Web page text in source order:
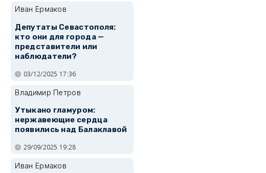
Иван Ермаков
Депутаты Севастополя:
кто они для города —
представители или
наблюдатели?
03/12/2025 17:36
Владимир Петров
Утыкано гламуром:
нержавеющие сердца
появились над Балаклавой
29/09/2025 19:28
Иван Ермаков